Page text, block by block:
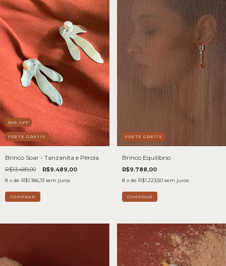
30% OFF
FRETE GRÁTIS
Brinco Soar - Tanzanita e Pérola
R$13.489,00 R$9.489,00
8 x de R$1.186,13 sem juros
FRETE GRÁTIS
Brinco Equilíbrio
R$9.788,00
8 x de R$1.223,50 sem juros